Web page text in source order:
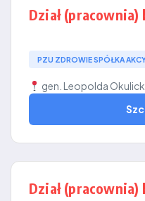
Dział
PZU ZDROWIE SPÓŁKA
gen. Leopolda
Dział